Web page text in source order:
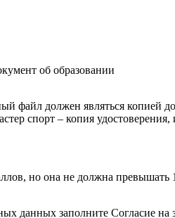
об образовании
файл должен являться копией
спорт – копия
но она не должна превышать
данных заполните Согласие на